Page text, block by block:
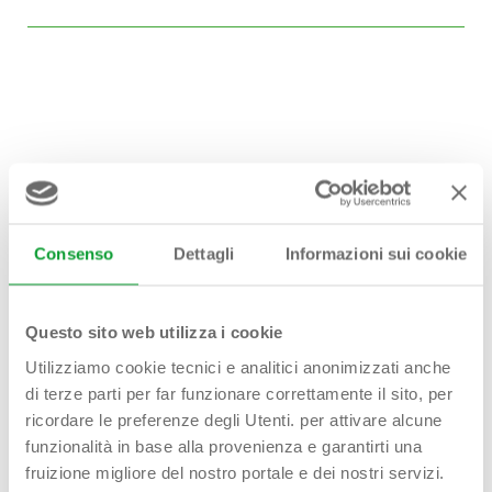
Consenso Dettagli Informazioni sui cookie
Questo sito web utilizza i cookie
Utilizziamo cookie tecnici e analitici anonimizzati anche
di terze parti per far funzionare correttamente il sito, per
ricordare le preferenze degli Utenti. per attivare alcune
funzionalità in base alla provenienza e garantirti una
fruizione migliore del nostro portale e dei nostri servizi.
Hai bisogno di
aiuto?
Contattaci!
First name - Last name*